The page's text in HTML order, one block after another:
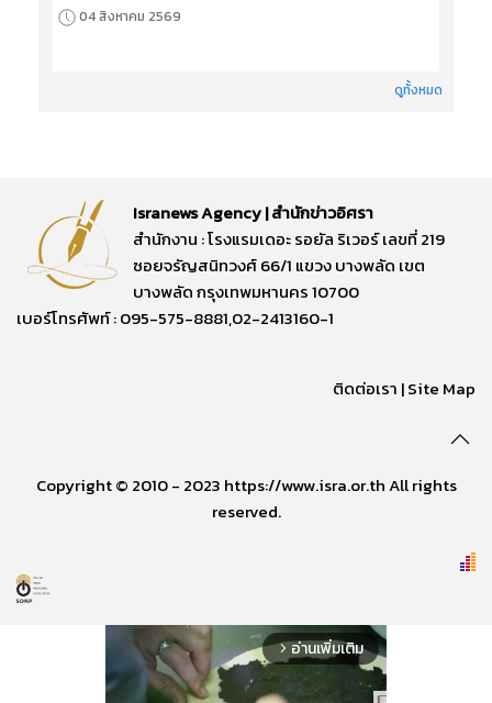
04 สิงหาคม 2569
ดูทั้งหมด
Isranews Agency | สำนักข่าวอิศรา
สำนักงาน : โรงแรมเดอะ รอยัล ริเวอร์ เลขที่ 219
ซอยจรัญสนิทวงศ์ 66/1 แขวง บางพลัด เขต
บางพลัด กรุงเทพมหานคร 10700
เบอร์โทรศัพท์ : 095-575-8881,02-2413160-1
ติดต่อเรา |Site Map
Copyright © 2010 - 2023 https://www.isra.or.th All rights
reserved.
arrow_forward_ios อ่านเพิ่มเติม